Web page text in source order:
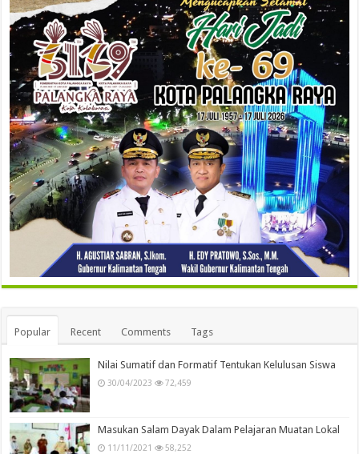
Popular Recent Comments Tags
Nilai Sumatif dan Formatif Tentukan Kelulusan Siswa
30/04/2023 72,459
Masukan Salam Dayak Dalam Pelajaran Muatan Lokal
11/11/2021 58,252